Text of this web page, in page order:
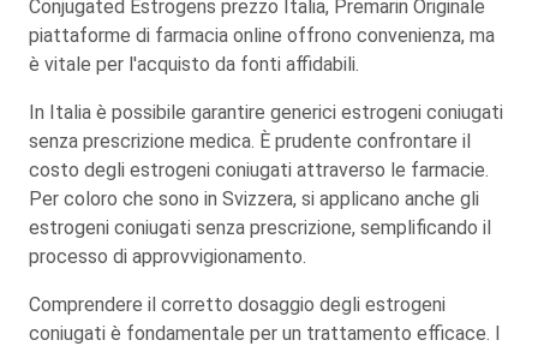
Conjugated Estrogens prezzo Italia, Premarin Originale
piattaforme di farmacia online offrono convenienza, ma
è vitale per l'acquisto da fonti affidabili.
In Italia è possibile garantire generici estrogeni coniugati
senza prescrizione medica. È prudente confrontare il
costo degli estrogeni coniugati attraverso le farmacie.
Per coloro che sono in Svizzera, si applicano anche gli
estrogeni coniugati senza prescrizione, semplificando il
processo di approvvigionamento.
Comprendere il corretto dosaggio degli estrogeni
coniugati è fondamentale per un trattamento efficace. I